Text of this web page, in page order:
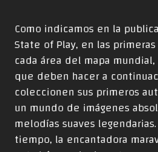
Como indicamos en la
State of Play, en las
cada área del mapa
que deben hacer a
coleccionen sus primeros
un mundo de imágenes
melodías suaves
tiempo, la encantadora